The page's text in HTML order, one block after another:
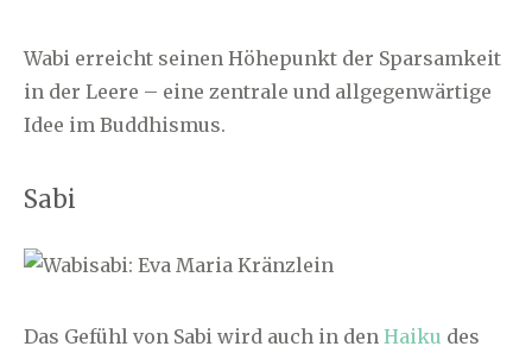
Wabi erreicht seinen Höhepunkt der Sparsamkeit
in der Leere – eine zentrale und allgegenwärtige
Idee im Buddhismus.
Sabi
Das Gefühl von Sabi wird auch in den Haiku des